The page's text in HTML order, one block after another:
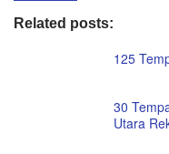
Related posts:
125
30
Utara